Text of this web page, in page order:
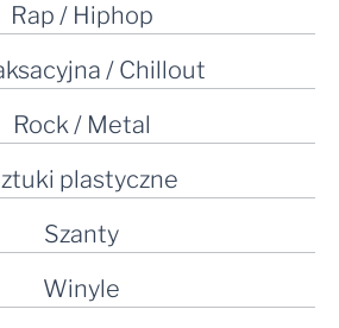
Rap / Hiphop
/ Chillout
Rock / Metal
plastyczne
Szanty
Winyle